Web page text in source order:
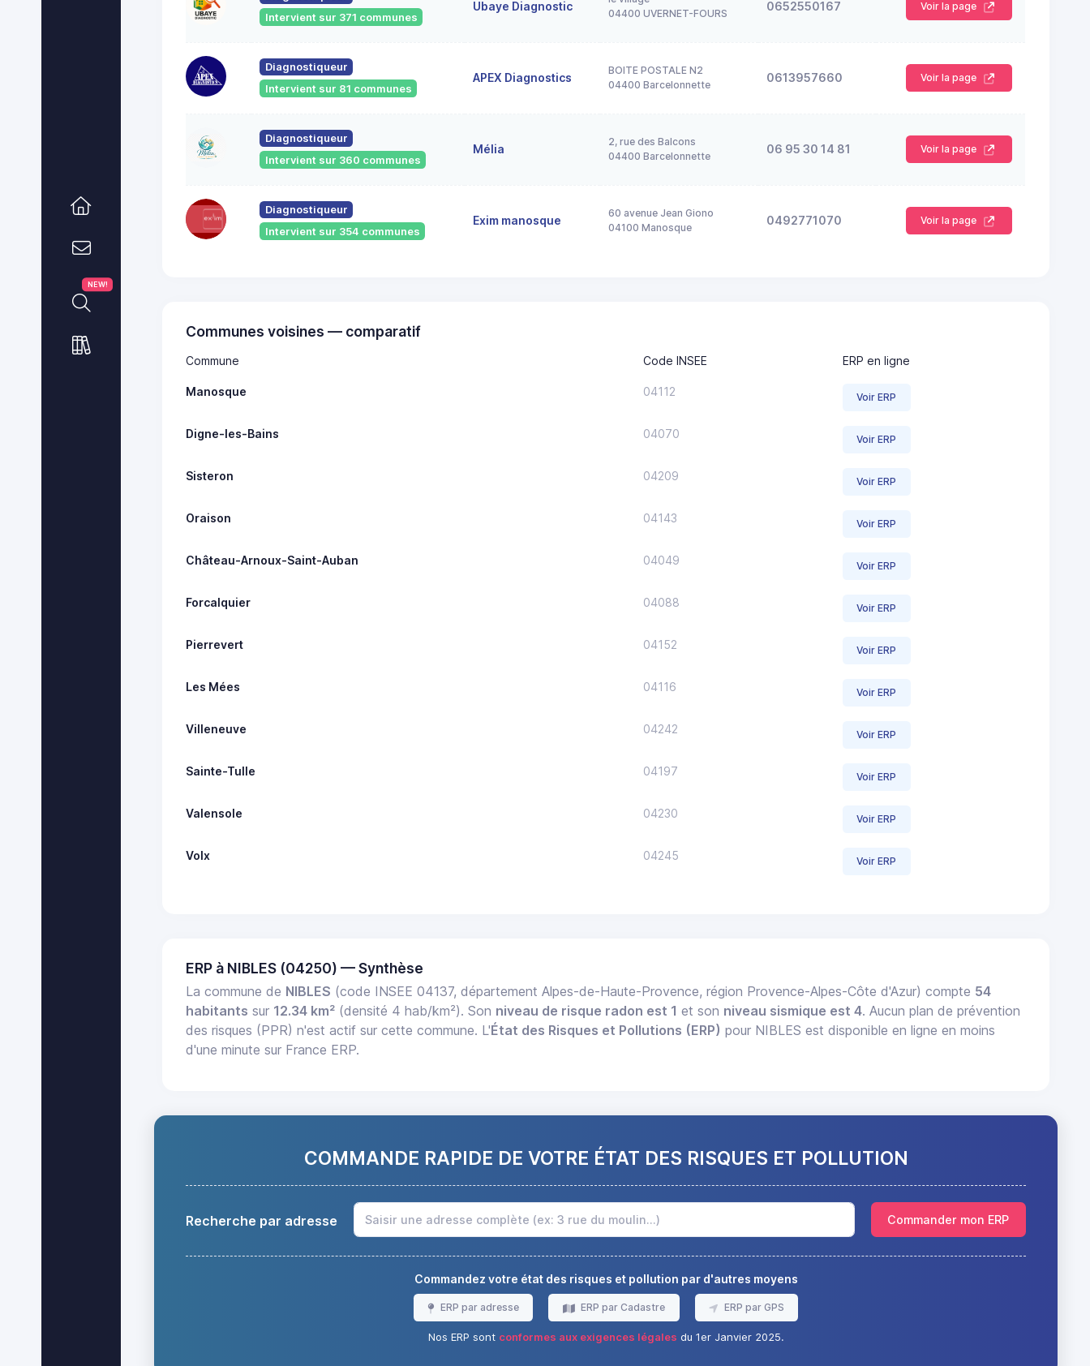
NEW!
Intervient sur 371 communes
Ubaye Diagnostic
04400 UVERNET-FOURS
0652550167 Voir la page
Diagnostiqueur
Intervient sur 81 communes
APEX Diagnostics
BOITE POSTALE N2
04400 Barcelonnette
0613957660 Voir la page
Diagnostiqueur
Intervient sur 360 communes
Mélia
2, rue des Balcons
04400 Barcelonnette
06 95 30 14 81 Voir la page
Diagnostiqueur
Intervient sur 354 communes
Exim manosque
60 avenue Jean Giono
04100 Manosque
0492771070 Voir la page
Communes voisines — comparatif
Commune Code INSEE ERP en ligne
Manosque 04112 Voir ERP
Digne-les-Bains 04070 Voir ERP
Sisteron 04209 Voir ERP
Oraison 04143 Voir ERP
Château-Arnoux-Saint-Auban 04049 Voir ERP
Forcalquier 04088 Voir ERP
Pierrevert 04152 Voir ERP
Les Mées 04116 Voir ERP
Villeneuve 04242 Voir ERP
Sainte-Tulle 04197 Voir ERP
Valensole 04230 Voir ERP
Volx 04245 Voir ERP
ERP à NIBLES (04250) — Synthèse
La commune de NIBLES (code INSEE 04137, département Alpes-de-Haute-Provence, région Provence-Alpes-Côte d'Azur) compte 54
habitants sur 12.34 km² (densité 4 hab/km²). Son niveau de risque radon est 1 et son niveau sismique est 4. Aucun plan de prévention
des risques (PPR) n'est actif sur cette commune. L'État des Risques et Pollutions (ERP) pour NIBLES est disponible en ligne en moins
d'une minute sur France ERP.
COMMANDE RAPIDE DE VOTRE ÉTAT DES RISQUES ET POLLUTION
Recherche par adresse Commander mon ERP
Commandez votre état des risques et pollution par d'autres moyens
ERP par adresse ERP par Cadastre ERP par GPS
Nos ERP sont conformes aux exigences légales du 1er Janvier 2025.